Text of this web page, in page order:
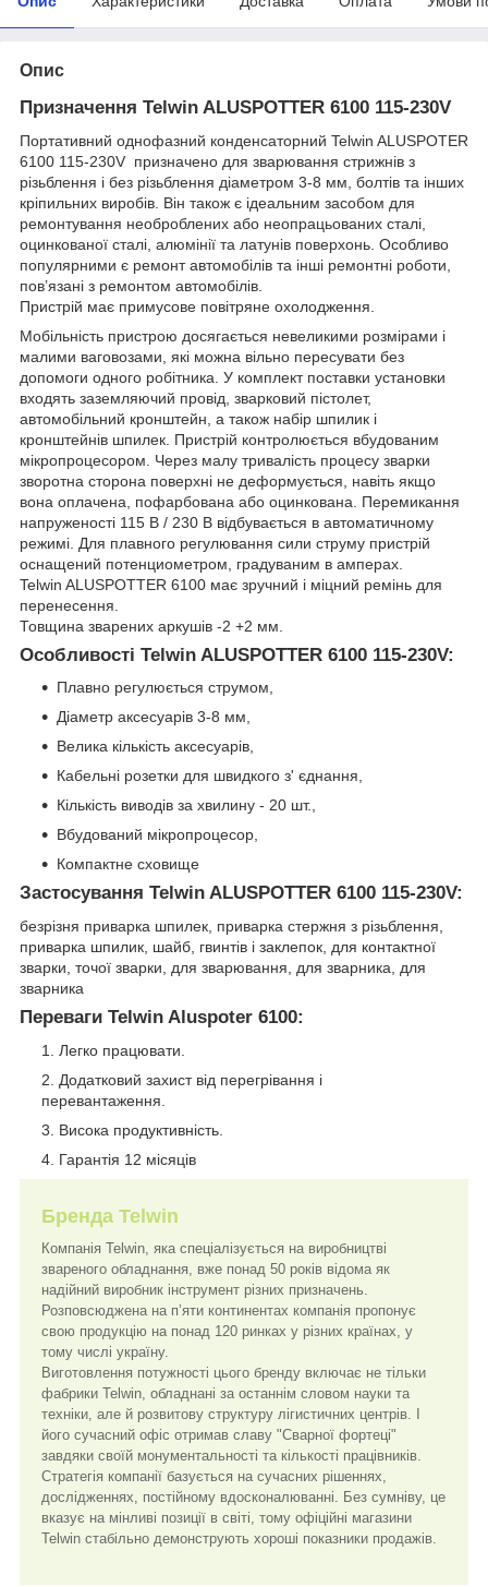
Опис
Призначення Telwin ALUSPOTTER 6100 115-230V
Портативний однофазний конденсаторний Telwin ALUSPOTER
6100 115-230V призначено для зварювання стрижнів з
різьблення і без різьблення діаметром 3-8 мм, болтів та інших
кріпильних виробів. Він також є ідеальним засобом для
ремонтування необроблених або неопрацьованих сталі,
оцинкованої сталі, алюмінії та латунів поверхонь. Особливо
популярними є ремонт автомобілів та інші ремонтні роботи,
пов’язані з ремонтом автомобілів.
Пристрій має примусове повітряне охолодження.
Мобільність пристрою досягається невеликими розмірами і
малими ваговозами, які можна вільно пересувати без
допомоги одного робітника. У комплект поставки установки
входять заземляючий провід, зварковий пістолет,
автомобільний кронштейн, а також набір шпилик і
кронштейнів шпилек. Пристрій контролюється вбудованим
мікропроцесором. Через малу тривалість процесу зварки
зворотна сторона поверхні не деформується, навіть якщо
вона оплачена, пофарбована або оцинкована. Перемикання
напруженості 115 В / 230 В відбувається в автоматичному
режимі. Для плавного регулювання сили струму пристрій
оснащений потенциометром, градуваним в амперах.
Telwin ALUSPOTTER 6100 має зручний і міцний ремінь для
перенесення.
Товщина зварених аркушів -2 +2 мм.
Особливості Telwin ALUSPOTTER 6100 115-230V:
Плавно регулюється струмом,
Діаметр аксесуарів 3-8 мм,
Велика кількість аксесуарів,
Кабельні розетки для швидкого з' єднання,
Кількість виводів за хвилину - 20 шт.,
Вбудований мікропроцесор,
Компактне сховище
Застосування Telwin ALUSPOTTER 6100 115-230V:
безрізня приварка шпилек, приварка стержня з різьблення,
приварка шпилик, шайб, гвинтів і заклепок, для контактної
зварки, точої зварки, для зварювання, для зварника, для
зварника
Переваги Telwin Aluspoter 6100:
Легко працювати.
Додатковий захист від перегрівання і
перевантаження.
Висока продуктивність.
Гарантія 12 місяців
Бренда Telwin
Компанія Telwin, яка спеціалізується на виробництві
звареного обладнання, вже понад 50 років відома як
надійний виробник інструмент різних призначень.
Розповсюджена на п’яти континентах компанія пропонує
свою продукцію на понад 120 ринках у різних країнах, у
тому числі україну.
Виготовлення потужності цього бренду включає не тільки
фабрики Telwin, обладнані за останнім словом науки та
техніки, але й розвитову структуру лігистичних центрів. І
його сучасний офіс отримав славу "Сварної фортеці"
завдяки своїй монументальності та кількості працівників.
Стратегія компанії базується на сучасних рішеннях,
дослідженнях, постійному вдосконалюванні. Без сумніву, це
вказує на мінливі позиції в світі, тому офіційні магазини
Telwin стабільно демонструють хороші показники продажів.